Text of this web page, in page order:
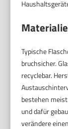
Typische
bruchsicher.
recyclebar.
bestehen
und dafür
verändere